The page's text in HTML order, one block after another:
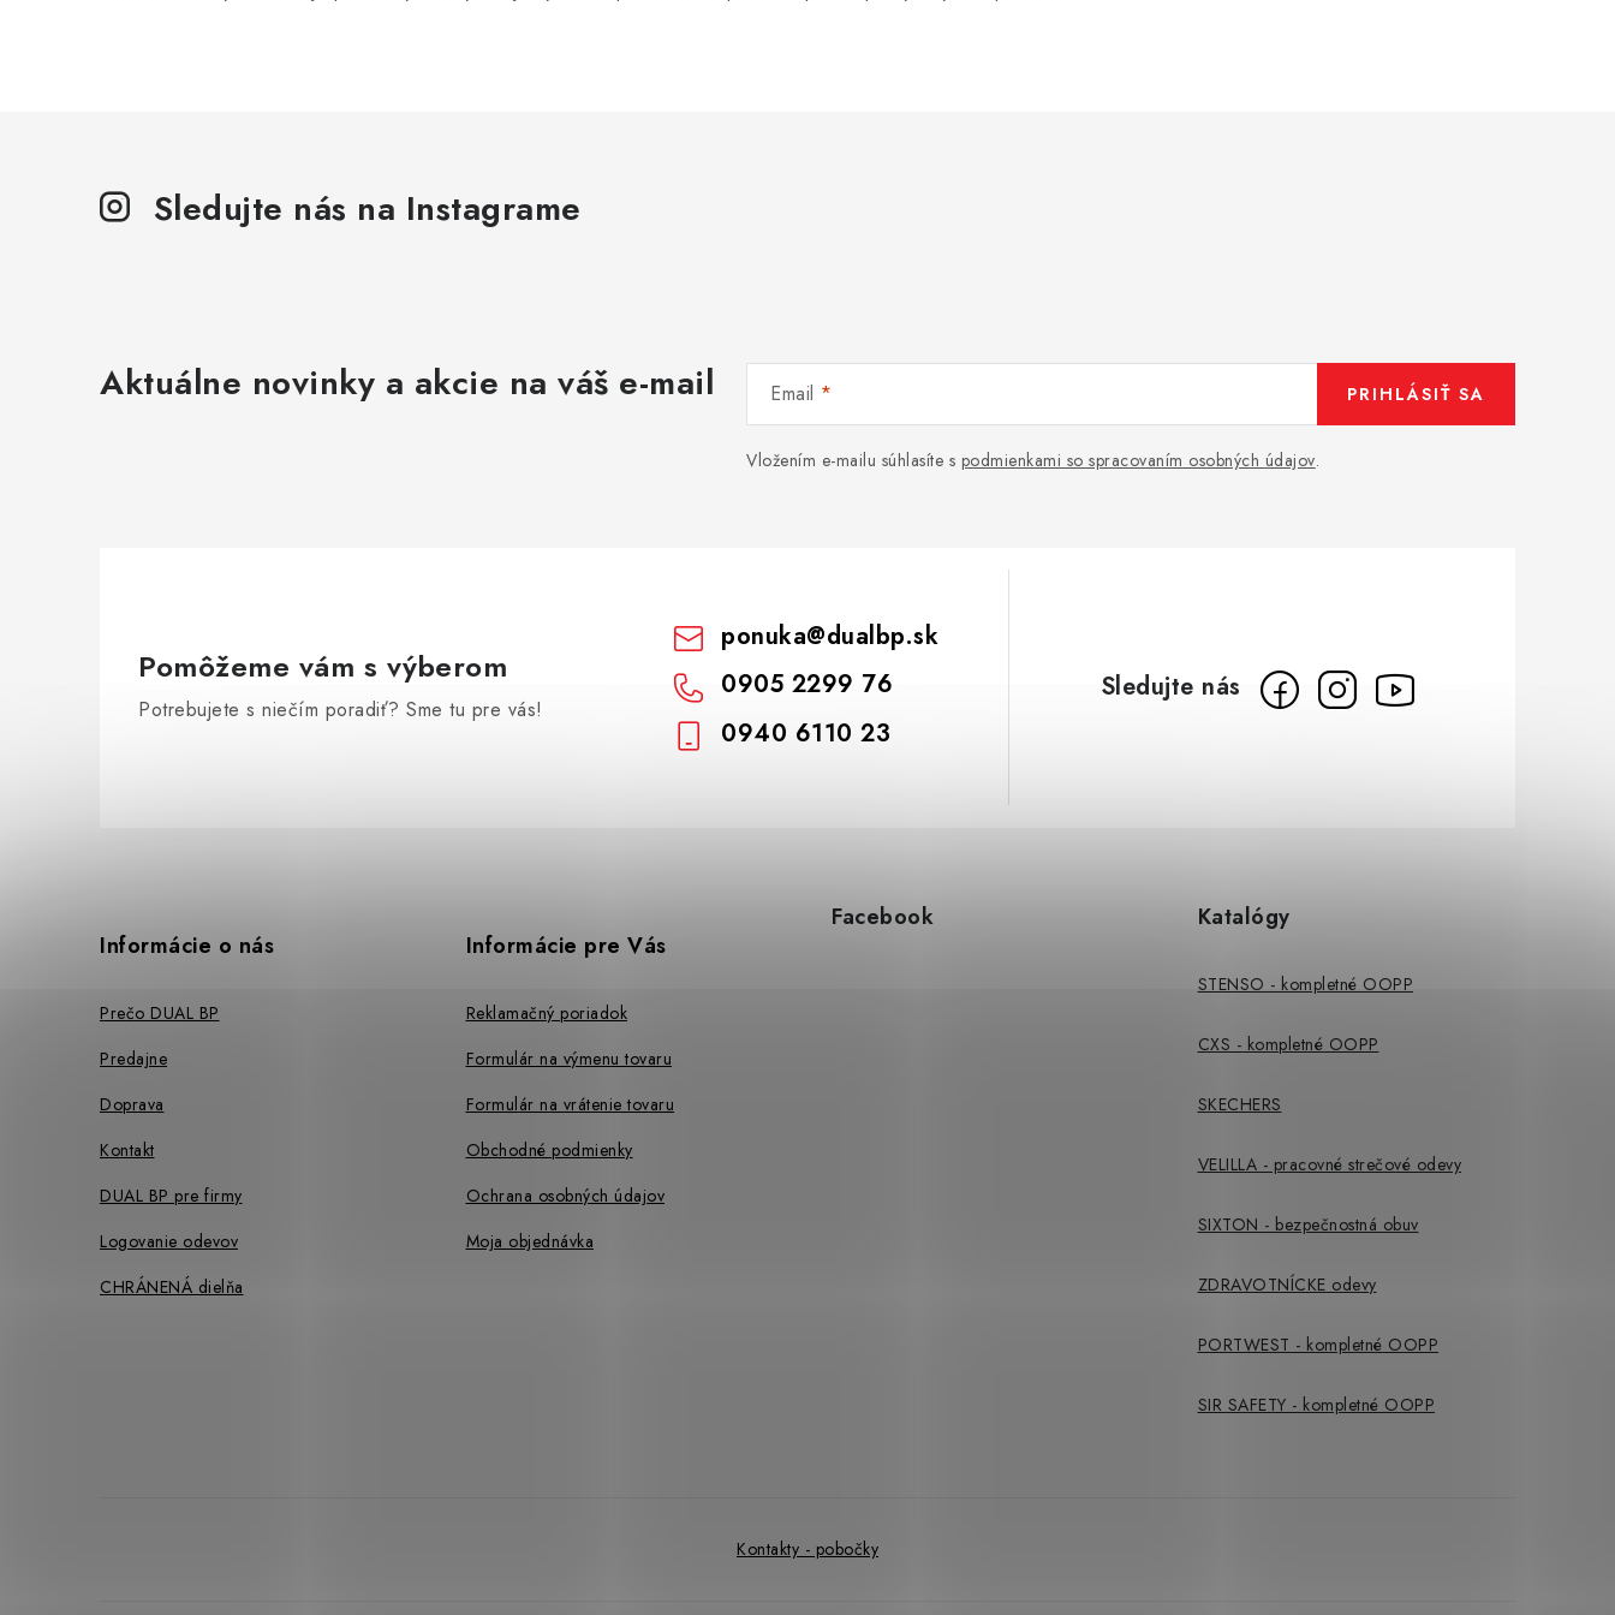
Sledujte nás na Instagrame
Aktuálne novinky a akcie na váš e-mail Email
Vložením e-mailu súhlasíte s podmienkami so spracovaním osobných údajov.
PRIHLÁSIŤ SA
Pomôžeme vám s výberom
Potrebujete s niečím poradiť? Sme tu pre vás!
ponuka@dualbp.sk
0905 2299 76
0940 6110 23
Informácie o nás
Prečo DUAL BP
Predajne
Doprava
Kontakt
DUAL BP pre firmy
Logovanie odevov
CHRÁNENÁ dielňa
Informácie pre Vás
Reklamačný poriadok
Formulár na výmenu tovaru
Formulár na vrátenie tovaru
Obchodné podmienky
Ochrana osobných údajov
Moja objednávka
Facebook Katalógy
STENSO - kompletné OOPP
CXS - kompletné OOPP
SKECHERS
VELILLA - pracovné strečové odevy
SIXTON - bezpečnostná obuv
ZDRAVOTNÍCKE odevy
PORTWEST - kompletné OOPP
SIR SAFETY - kompletné OOPP
Kontakty - pobočky